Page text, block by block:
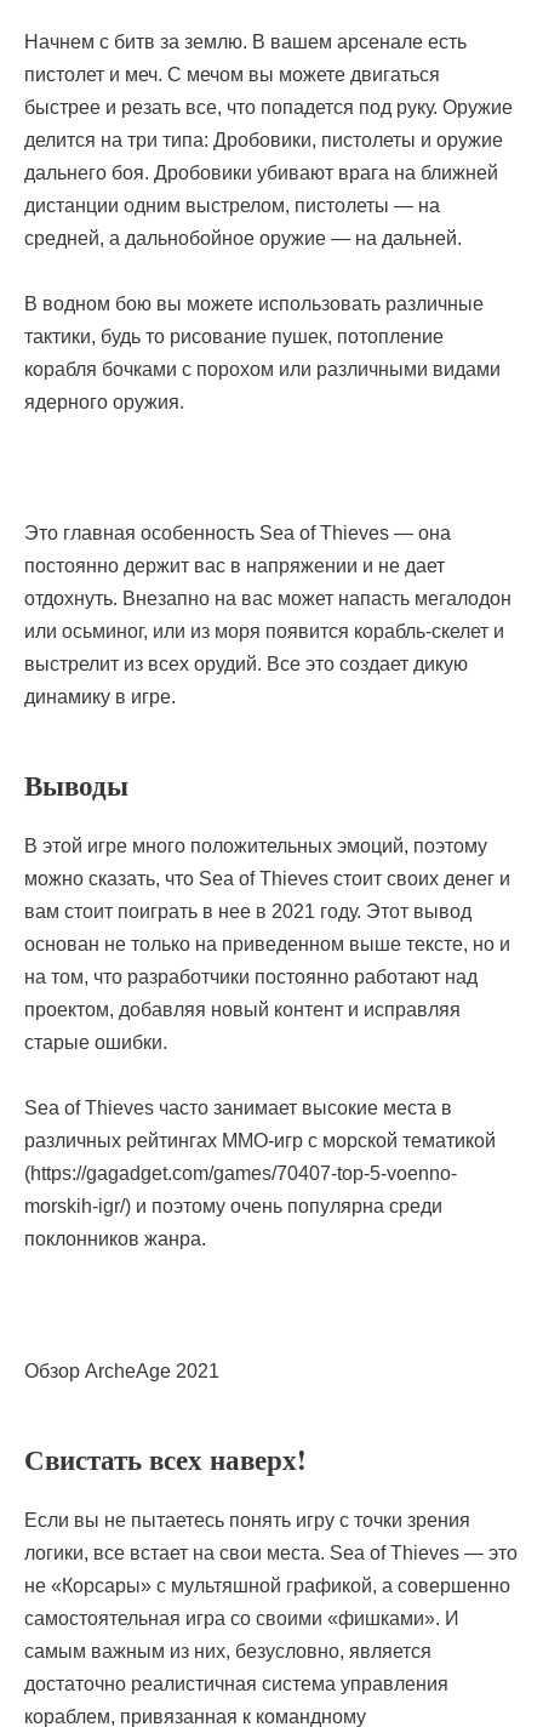
Начнем с битв за землю. В вашем арсенале есть
пистолет и меч. С мечом вы можете двигаться
быстрее и резать все, что попадется под руку. Оружие
делится на три типа: Дробовики, пистолеты и оружие
дальнего боя. Дробовики убивают врага на ближней
дистанции одним выстрелом, пистолеты — на
средней, а дальнобойное оружие — на дальней.
В водном бою вы можете использовать различные
тактики, будь то рисование пушек, потопление
корабля бочками с порохом или различными видами
ядерного оружия.
Это главная особенность Sea of Thieves — она
постоянно держит вас в напряжении и не дает
отдохнуть. Внезапно на вас может напасть мегалодон
или осьминог, или из моря появится корабль-скелет и
выстрелит из всех орудий. Все это создает дикую
динамику в игре.
Выводы
В этой игре много положительных эмоций, поэтому
можно сказать, что Sea of Thieves стоит своих денег и
вам стоит поиграть в нее в 2021 году. Этот вывод
основан не только на приведенном выше тексте, но и
на том, что разработчики постоянно работают над
проектом, добавляя новый контент и исправляя
старые ошибки.
Sea of Thieves часто занимает высокие места в
различных рейтингах MMO-игр с морской тематикой
(https://gagadget.com/games/70407-top-5-voenno-
morskih-igr/) и поэтому очень популярна среди
поклонников жанра.
Обзор ArcheAge 2021
Свистать всех наверх!
Если вы не пытаетесь понять игру с точки зрения
логики, все встает на свои места. Sea of Thieves — это
не «Корсары» с мультяшной графикой, а совершенно
самостоятельная игра со своими «фишками». И
самым важным из них, безусловно, является
достаточно реалистичная система управления
кораблем, привязанная к командному